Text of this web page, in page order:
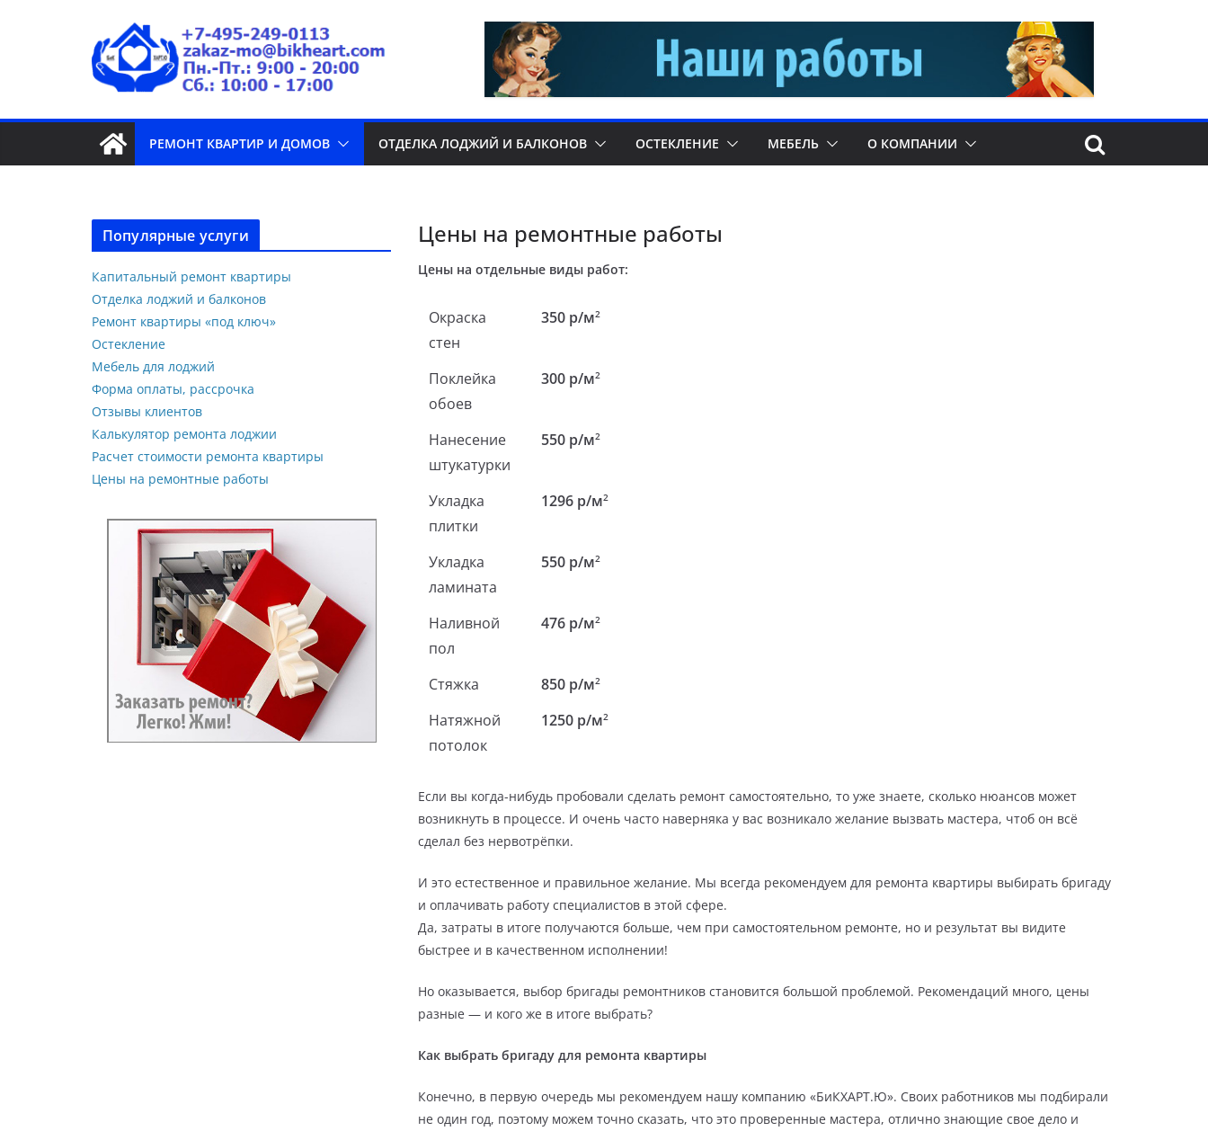
РЕМОНТ КВАРТИР И ДОМОВ ОТДЕЛКА ЛОДЖИЙ И БАЛКОНОВ ОСТЕКЛЕНИЕ МЕБЕЛЬ О КОМПАНИИ
Цены на ремонтные работы
Цены на отдельные виды работ:
Окраска
стен
350 р/м2
Поклейка
обоев
300 р/м2
Нанесение
штукатурки
550 р/м2
Укладка
плитки
1296 р/м2
Укладка
ламината
550 р/м2
Наливной
пол
476 р/м2
Стяжка 850 р/м2
Натяжной
потолок
1250 р/м2
Если вы когда-нибудь пробовали сделать ремонт самостоятельно, то уже знаете, сколько нюансов может
возникнуть в процессе. И очень часто наверняка у вас возникало желание вызвать мастера, чтоб он всё
сделал без нервотрёпки.
И это естественное и правильное желание. Мы всегда рекомендуем для ремонта квартиры выбирать бригаду
и оплачивать работу специалистов в этой сфере.
Да, затраты в итоге получаются больше, чем при самостоятельном ремонте, но и результат вы видите
быстрее и в качественном исполнении!
Но оказывается, выбор бригады ремонтников становится большой проблемой. Рекомендаций много, цены
разные — и кого же в итоге выбрать?
Как выбрать бригаду для ремонта квартиры
Конечно, в первую очередь мы рекомендуем нашу компанию «БиКХАРТ.Ю». Своих работников мы подбирали
не один год, поэтому можем точно сказать, что это проверенные мастера, отлично знающие свое дело и
Популярные услуги
Капитальный ремонт квартиры
Отделка лоджий и балконов
Ремонт квартиры «под ключ»
Остекление
Мебель для лоджий
Форма оплаты, рассрочка
Отзывы клиентов
Калькулятор ремонта лоджии
Расчет стоимости ремонта квартиры
Цены на ремонтные работы